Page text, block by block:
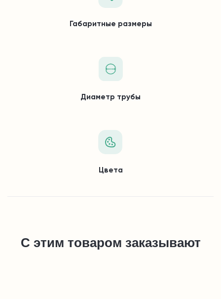
Габаритные размеры
Диаметр трубы
Цвета
С этим товаром заказывают